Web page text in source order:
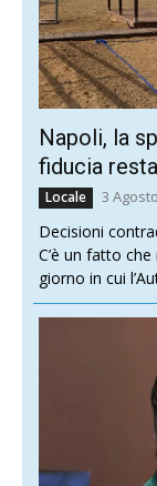
Napoli, la
fiducia
Locale 3
Decisioni
C’è un fatto
giorno in cui